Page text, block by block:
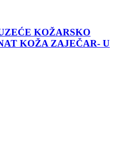
KOŽARSKO
KOŽA ZAJEČAR- U